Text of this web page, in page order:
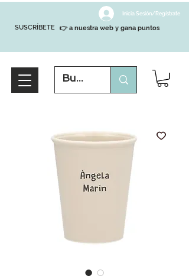
SUSCRÍBETE
Inicia Sesión/Regístrate
👉 a nuestra web y gana puntos